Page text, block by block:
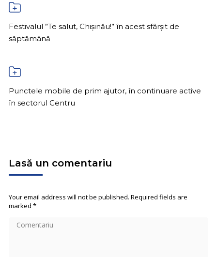
Festivalul ”Te salut, Chișinău!” în acest sfârșit de
săptămână
Punctele mobile de prim ajutor, în continuare active
în sectorul Centru
Lasă un comentariu
Your email address will not be published. Required fields are
marked *
Comentariu